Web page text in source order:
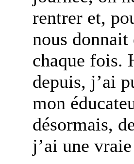
rentrer et,
nous donnait
chaque fois.
depuis, j’ai
mon
désormais,
j’ai une